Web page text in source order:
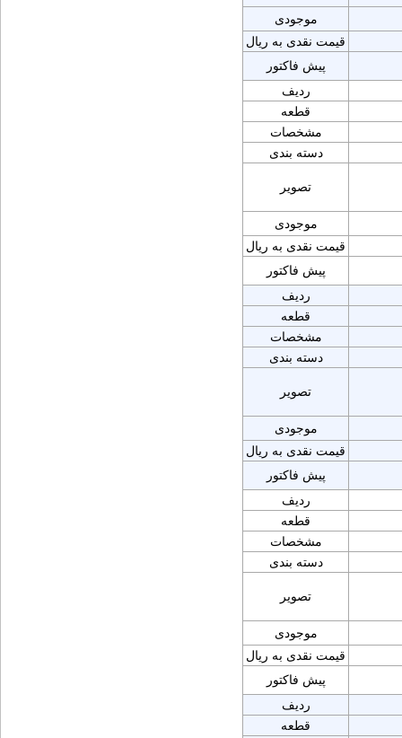
موجودی
قیمت نقدی به ریال
پیش فاکتور
ردیف
قطعه
مشخصات
دسته بندی
تصویر
موجودی
قیمت نقدی به ریال
پیش فاکتور
ردیف
قطعه
مشخصات
دسته بندی
تصویر
موجودی
قیمت نقدی به ریال
پیش فاکتور
ردیف
قطعه
مشخصات
دسته بندی
تصویر
موجودی
قیمت نقدی به ریال
پیش فاکتور
ردیف
قطعه